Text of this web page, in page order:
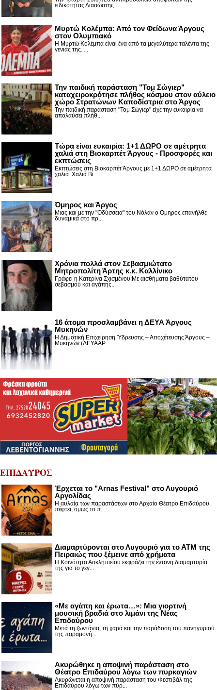
ειδικότητας Διασώστης...
Μυρτώ Κολέμπα: Από τον Φείδωνα Άργους
στον Ολυμπιακό
Η Μυρτώ Κολέμπα είναι ένα από τα μεγαλύτερα ταλέντα της
γενιάς της. ...
Την παιδική παράσταση "Τομ Σώγιερ"
καταχειροκρότησε πλήθος κόσμου στον αύλειο
χώρο Στρατώνων Καποδίστρια στο Άργος
Την παιδική παράσταση "Τομ Σώγιερ" είχε την ευκαιρία να
απολαύσει πλήθ...
Τώρα είναι ευκαιρία: 1+1 ΔΩΡΟ σε αμέτρητα
χαλιά στη Βιοκαρπέτ Άργους - Προσφορές και
εκπτώσεις
Εκπτώσεις στη Βιοκαρπέτ Άργους με 1+1 ΔΩΡΟ σε αμέτρητα
χαλιά. Χαλιά Βι...
Όμηρος και Άργος
Μιας και με την "Οδύσσεια" του Νόλαν ο Όμηρος επανήλθε
δυναμικά στο πρ...
Χρόνια πολλά στον Σεβασμιώτατο
Μητροπολίτη Άρτης κ.κ. Καλλίνικο
Γράφει η Κατερίνα Σχισμένου:Με αισθήματα βαθύτατου
σεβασμού και αγάπης...
16 άτομα προσλαμβάνει η ΔΕΥΑ Άργους
Μυκηνών
Η Δημοτική Επιχείρηση Ύδρευσης – Αποχέτευσης Άργους –
Μυκηνών (ΔΕΥΑΑΡ....
ΕΠΙΔΑΥΡΟΣ
Έρχεται το "Arnas Festival" στο Λυγουριό
Αργολίδας
Η αυλαία των παραστάσεων στο Αρχαίο Θέατρο Επιδαύρου
πέφτει, όμως το π...
Διαμαρτύρονται στο Λυγουριό για το ΑΤΜ της
Πειραιώς που ξέμεινε από χρήματα
Η Κοινότητα Ασκληπιείου εκφράζει την έντονη διαμαρτυρία
της για το γεγ...
«Με αγάπη και έρωτα…»: Μια γιορτινή
μουσική βραδιά στο λιμάνι της Νέας
Επιδαύρου
Μετά τη ζωντάνια, τη χαρά και την παράδοση του πανηγυριού
της παραμονή...
Ακυρώθηκε η αποψινή παράσταση στο
Θέατρο Επιδαύρου λόγω των πυρκαγιών
Ακυρώνεται η αποψινή παράσταση του Φεστιβάλ της
Επιδαύρου λόγω των πύρ...